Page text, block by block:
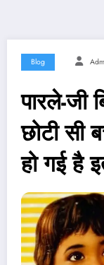
Blog
पारले-जी
छोटी सी
हो गई है